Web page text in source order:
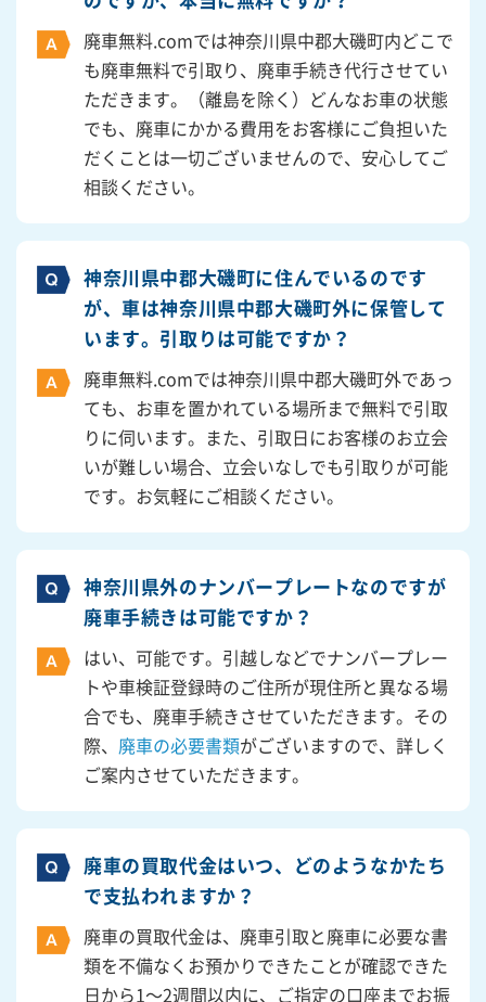
廃車無料.comでは神奈川県中郡大磯町内どこで
も廃車無料で引取り、廃車手続き代行させてい
ただきます。（離島を除く）どんなお車の状態
でも、廃車にかかる費用をお客様にご負担いた
だくことは一切ございませんので、安心してご
相談ください。
神奈川県中郡大磯町に住んでいるのです
が、車は神奈川県中郡大磯町外に保管して
います。引取りは可能ですか？
廃車無料.comでは神奈川県中郡大磯町外であっ
ても、お車を置かれている場所まで無料で引取
りに伺います。また、引取日にお客様のお立会
いが難しい場合、立会いなしでも引取りが可能
です。お気軽にご相談ください。
神奈川県外のナンバープレートなのですが
廃車手続きは可能ですか？
はい、可能です。引越しなどでナンバープレー
トや車検証登録時のご住所が現住所と異なる場
合でも、廃車手続きさせていただきます。その
際、 廃車の必要書類がございますので、詳しく
ご案内させていただきます。
廃車の買取代金はいつ、どのようなかたち
で支払われますか？
廃車の買取代金は、廃車引取と廃車に必要な書
類を不備なくお預かりできたことが確認できた
日から1～2週間以内に、ご指定の口座までお振